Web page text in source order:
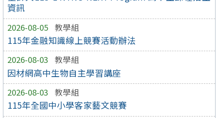
資訊
2026-08-05 教學組
115年金融知識線上競賽活動辦法
2026-08-03 教學組
因材網高中生物自主學習講座
2026-08-03 教學組
115年全國中小學客家藝文競賽